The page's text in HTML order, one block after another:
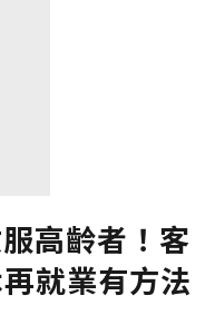
高齡者！客
就業有方法